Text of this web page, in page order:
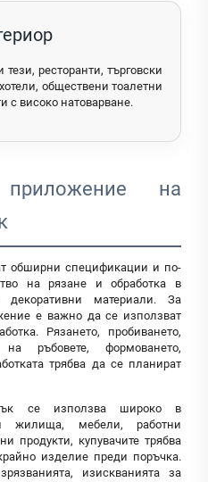
ресторанти, търговски
обществени тоалетни
с високо натоварване.
на
обширни спецификации и по-
на рязане и обработка в
декоративни материали. За
е важно да се използват
Рязането, пробиването,
на ръбовете, формоването,
трябва да се планират
се използва широко в
жилища, мебели, работни
продукти, купувачите трябва
изделие преди поръчка.
изискванията за